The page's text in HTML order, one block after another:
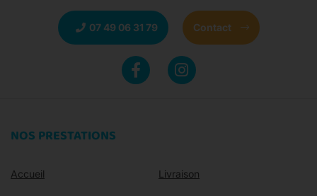
07 49 06 31 79 Contact
NOS PRESTATIONS
Accueil Livraison